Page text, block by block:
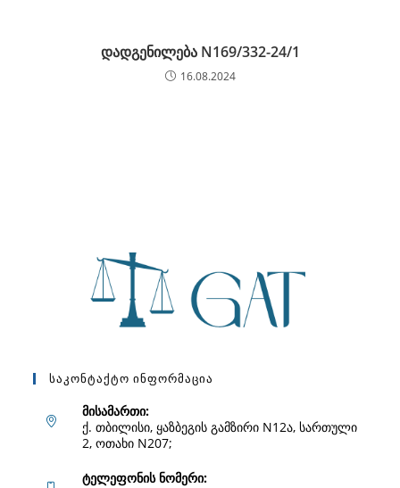
დადგენილება N169/332-24/1
16.08.2024
Საკონტაქტო Ინფორმაცია
მისამართი:
ქ. თბილისი, ყაზბეგის გამზირი N12ა, სართული
2, ოთახი N207;
ტელეფონის ნომერი: